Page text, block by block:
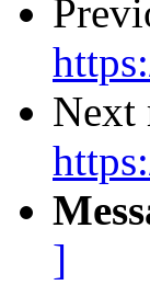
Next
]